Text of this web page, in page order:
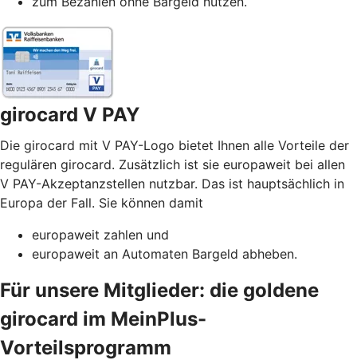
girocard V PAY
Die girocard mit V PAY-Logo bietet Ihnen alle Vorteile der
regulären girocard. Zusätzlich ist sie europaweit bei allen
V PAY-Akzeptanzstellen nutzbar. Das ist hauptsächlich in
Europa der Fall. Sie können damit
europaweit zahlen und
europaweit an Automaten Bargeld abheben.
Für unsere Mitglieder: die goldene
girocard im MeinPlus-
Vorteilsprogramm